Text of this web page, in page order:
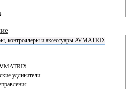
контроллеры и аксессуары AVMATRIX
удлинители